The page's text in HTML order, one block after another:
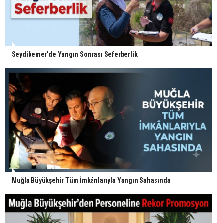
Seydikemer'de Yangın Sonrası Seferberlik
Muğla Büyükşehir Tüm İmkânlarıyla Yangın Sahasında